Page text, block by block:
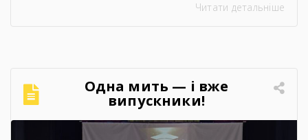
підсумки роботи закладу, проаналізовано
та партнерські ініціативи. Також окреслено
перспективи розвитку ліцею та пріоритетні
завдання на майбутнє. 🤝 Цей […]
Читати детальніше
Одна мить — і вже
випускники!
Найзворушливіші моменти
Випуску 2026